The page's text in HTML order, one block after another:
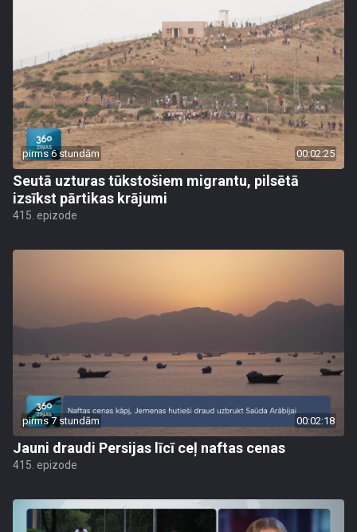
pirms 6 stundām 00:02:25
Seutā uzturas tūkstošiem migrantu, pilsētā
izsīkst pārtikas krājumi
415. epizode
pirms 7 stundām 00:02:18
Jauni draudi Persijas līcī ceļ naftas cenas
415. epizode